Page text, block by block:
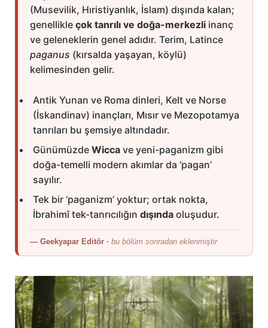
(Musevilik, Hıristiyanlık, İslam) dışında kalan;
genellikle çok tanrılı ve doğa-merkezli inanç
ve geleneklerin genel adıdır. Terim, Latince
paganus (kırsalda yaşayan, köylü)
kelimesinden gelir.
Antik Yunan ve Roma dinleri, Kelt ve Norse
(İskandinav) inançları, Mısır ve Mezopotamya
tanrıları bu şemsiye altındadır.
Günümüzde Wicca ve yeni-paganizm gibi
doğa-temelli modern akımlar da ‘pagan’
sayılır.
Tek bir ‘paganizm’ yoktur; ortak nokta,
İbrahimî tek-tanrıcılığın dışında oluşudur.
— Geekyapar Editör · bu bölüm sonradan eklenmiştir